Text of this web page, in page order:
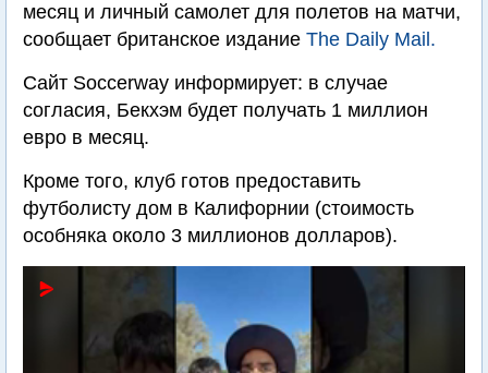
месяц и личный самолет для полетов на матчи,
сообщает британское издание The Daily Mail.
Сайт Soccerway информирует: в случае
согласия, Бекхэм будет получать 1 миллион
евро в месяц.
Кроме того, клуб готов предоставить
футболисту дом в Калифорнии (стоимость
особняка около 3 миллионов долларов).